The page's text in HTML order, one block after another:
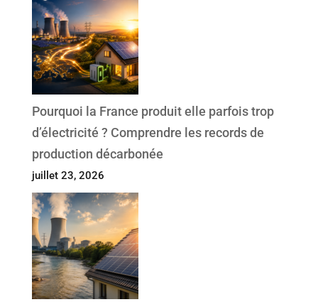
Pourquoi la France produit elle parfois trop
d’électricité ? Comprendre les records de
production décarbonée
juillet 23, 2026